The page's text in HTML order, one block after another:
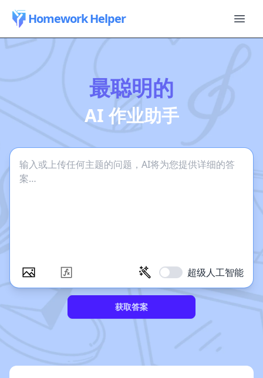
Homework Helper
最聪明的
AI 作业助手
超级人工智能
获取答案